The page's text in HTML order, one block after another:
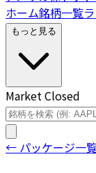
ホーム銘柄一覧
もっと見る
Market Closed
← パッケージ一